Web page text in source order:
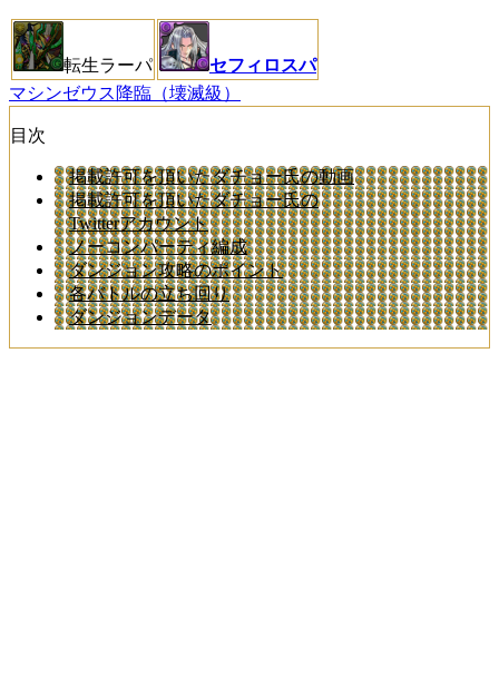
転生ラーパ
セフィロスパ
マシンゼウス降臨（壊滅級）
目次
掲載許可を頂いたダチョー氏の動画
掲載許可を頂いたダチョー氏の
Twitterアカウント
ノーコンパーティ編成
ダンジョン攻略のポイント
各バトルの立ち回り
ダンジョンデータ